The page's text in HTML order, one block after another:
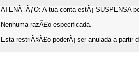
ATENÃ‡ÃƒO: A tua conta estÃ¡ SUSPENSA
Nenhuma razÃ£o especificada.
Esta restriÃ§Ã£o poderÃ¡ ser anulada a partir